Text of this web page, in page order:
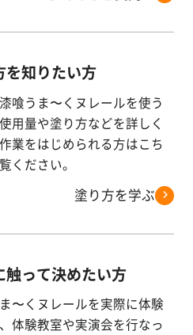
を知りたい方
喰うま〜くヌレールを使う
用量や塗り方などを詳しく
業をはじめられる方はこち
ください。
塗り方を学ぶ
触って決めたい方
〜くヌレールを実際に体験
体験教室や実演会を行なっ